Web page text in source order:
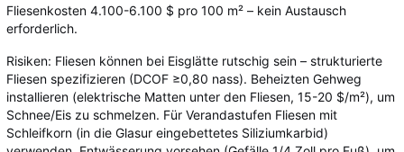
Fliesenkosten 4.100-6.100 $ pro 100 m² – kein Austausch
erforderlich.
Risiken: Fliesen können bei Eisglätte rutschig sein – strukturierte
Fliesen spezifizieren (DCOF ≥0,80 nass). Beheizten Gehweg
installieren (elektrische Matten unter den Fliesen, 15-20 $/m²), um
Schnee/Eis zu schmelzen. Für Verandastufen Fliesen mit
Schleifkorn (in die Glasur eingebettetes Siliziumkarbid)